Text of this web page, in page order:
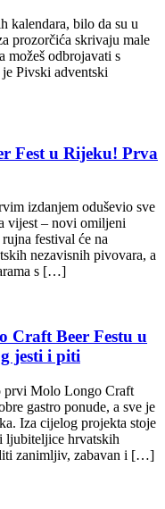
kalendara, bilo da su u
prozorčića skrivaju male
možeš odbrojavati s
Pivski adventski
Fest u Rijeku! Prva
izdanjem oduševio sve
vijest – novi omiljeni
festival će na
nezavisnih pivovara, a
s […]
Craft Beer Festu u
jesti i piti
prvi Molo Longo Craft
gastro ponude, a sve je
Iza cijelog projekta stoje
ljubiteljice hrvatskih
zanimljiv, zabavan i […]